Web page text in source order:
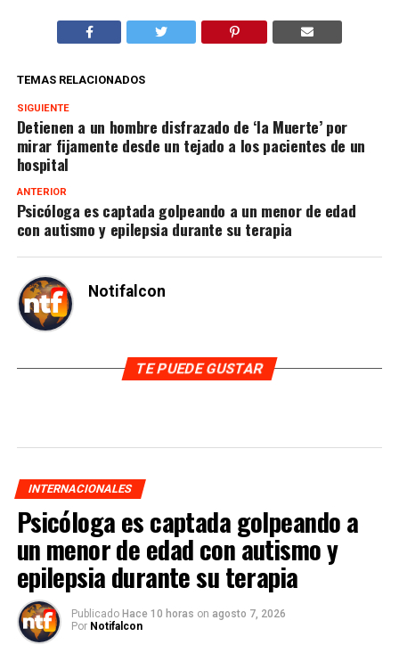
TEMAS RELACIONADOS
SIGUIENTE
Detienen a un hombre disfrazado de ‘la Muerte’ por
mirar fijamente desde un tejado a los pacientes de un
hospital
ANTERIOR
Psicóloga es captada golpeando a un menor de edad
con autismo y epilepsia durante su terapia
Notifalcon
TE PUEDE GUSTAR
INTERNACIONALES
Psicóloga es captada golpeando a
un menor de edad con autismo y
epilepsia durante su terapia
Publicado Hace 10 horas on agosto 7, 2026
Por Notifalcon